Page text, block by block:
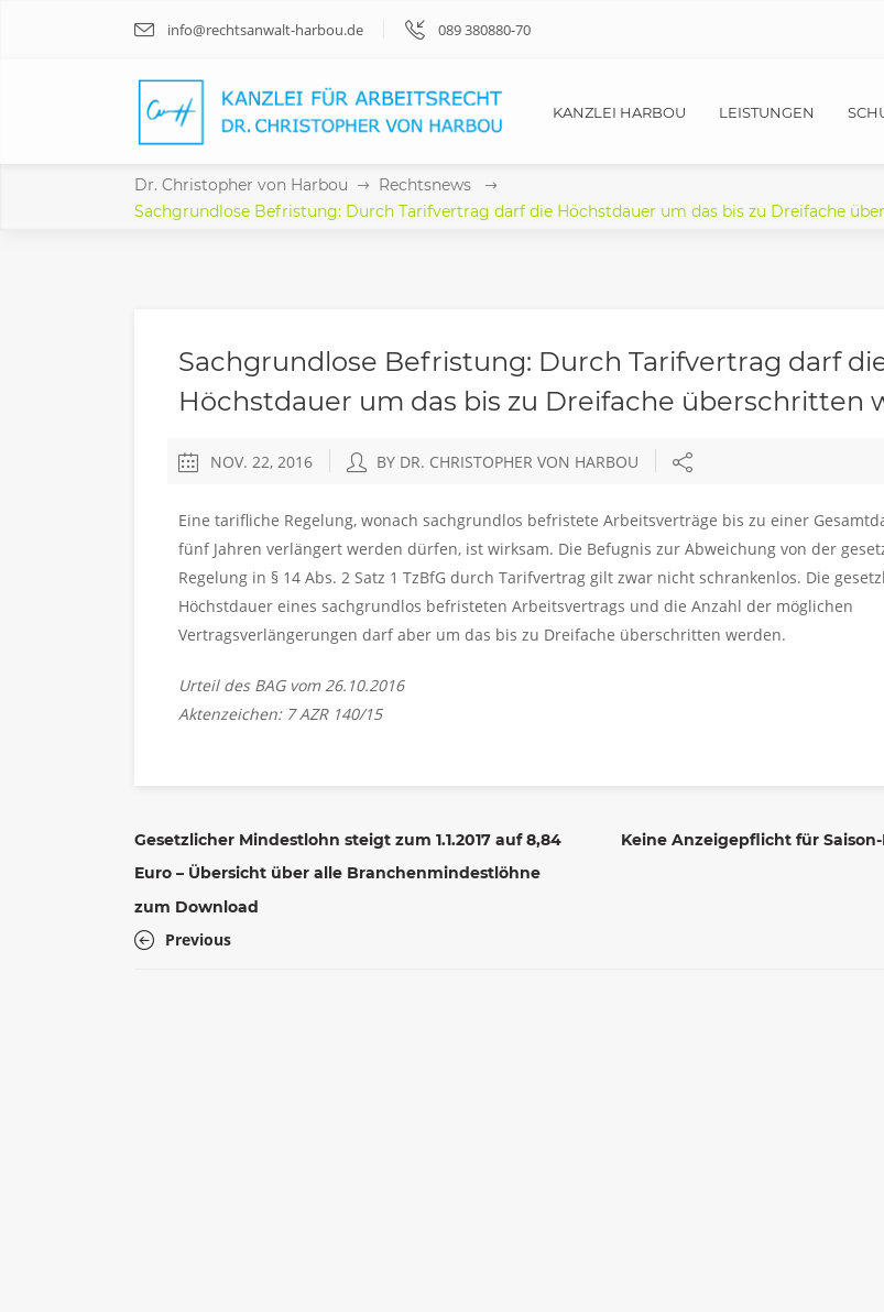
info@rechtsanwalt-harbou.de 089 380880-70
KANZLEI HARBOU LEISTUNGEN
Dr. Christopher von Harbou
Rechtsnews
Sachgrundlose Befristung: Durch Tarifvertrag darf die Höchstdauer um das bis zu Dreifache
Sachgrundlose Befristung: Durch Tarifvertrag darf
Höchstdauer um das bis zu Dreifache überschritten
NOV. 22, 2016 BY DR. CHRISTOPHER VON HARBOU
Eine tarifliche Regelung, wonach sachgrundlos befristete Arbeitsverträge bis zu einer
fünf Jahren verlängert werden dürfen, ist wirksam. Die Befugnis zur Abweichung von der
Regelung in § 14 Abs. 2 Satz 1 TzBfG durch Tarifvertrag gilt zwar nicht schrankenlos. Die
Höchstdauer eines sachgrundlos befristeten Arbeitsvertrags und die Anzahl der möglichen
Vertragsverlängerungen darf aber um das bis zu Dreifache überschritten werden.
Urteil des BAG vom 26.10.2016
Aktenzeichen: 7 AZR 140/15
Gesetzlicher Mindestlohn steigt zum 1.1.2017 auf 8,84
Euro – Übersicht über alle Branchenmindestlöhne
zum Download
Previous
Keine Anzeigepflicht für